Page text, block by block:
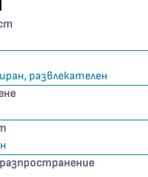
развлекателен